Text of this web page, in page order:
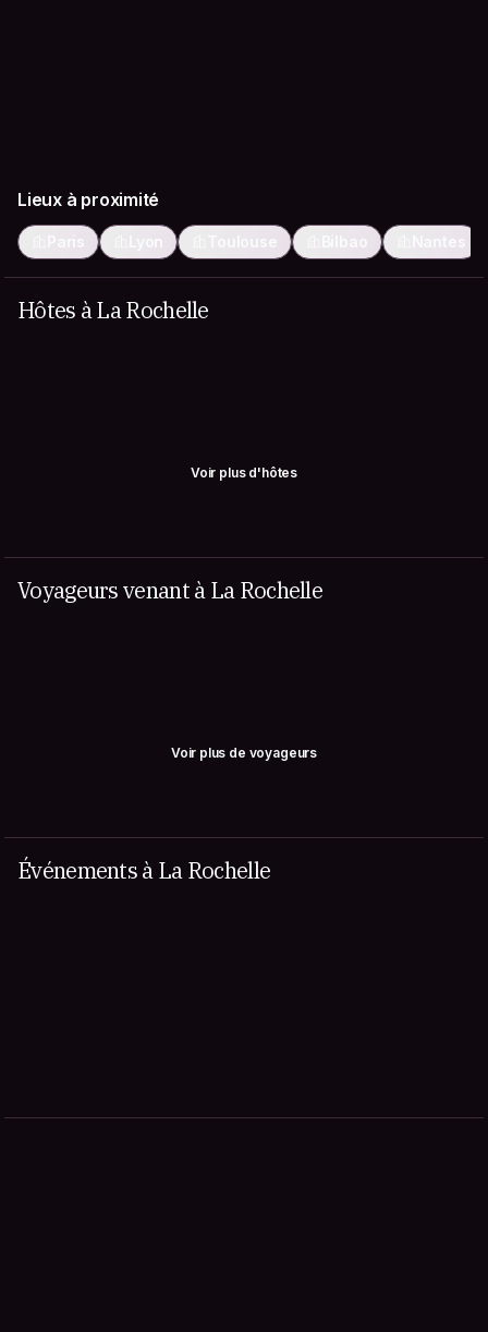
Lieux à proximité
Paris Lyon Toulouse Bilbao Nantes
Hôtes à La Rochelle
Voir plus d'hôtes
Voyageurs venant à La Rochelle
Voir plus de voyageurs
Événements à La Rochelle